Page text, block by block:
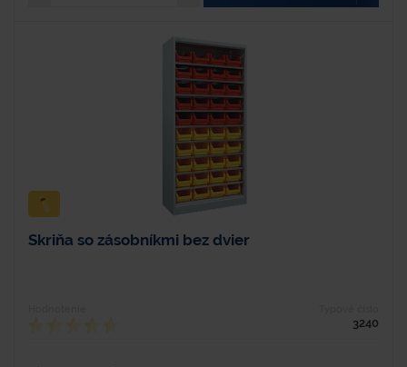
Skriňa so zásobníkmi bez dvier
3240